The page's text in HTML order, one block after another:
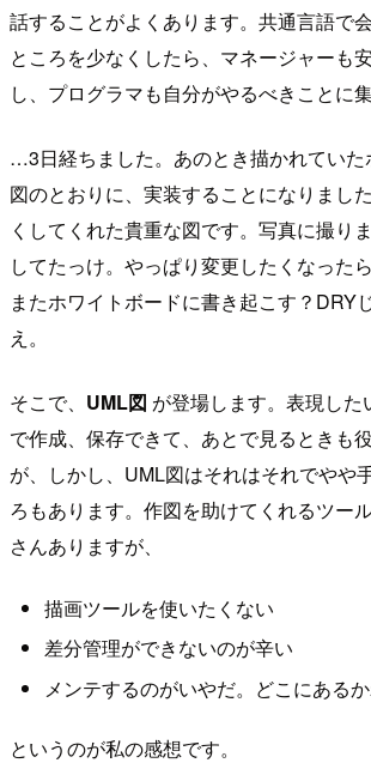
話することがよくあります。共通言語で
ところを少なくしたら、マネージャーも
し、プログラマも自分がやるべきことに
…3日経ちました。あのとき描かれていた
図のとおりに、実装することになりまし
くしてくれた貴重な図です。写真に撮り
してたっけ。やっぱり変更したくなった
またホワイトボードに書き起こす？DRY
え。
そこで、 UML図 が登場します。表現した
で作成、保存できて、あとで見るときも
が、しかし、UML図はそれはそれでやや
ろもあります。作図を助けてくれるツー
さんありますが、
描画ツールを使いたくない
差分管理ができないのが辛い
メンテするのがいやだ。どこにある
というのが私の感想です。